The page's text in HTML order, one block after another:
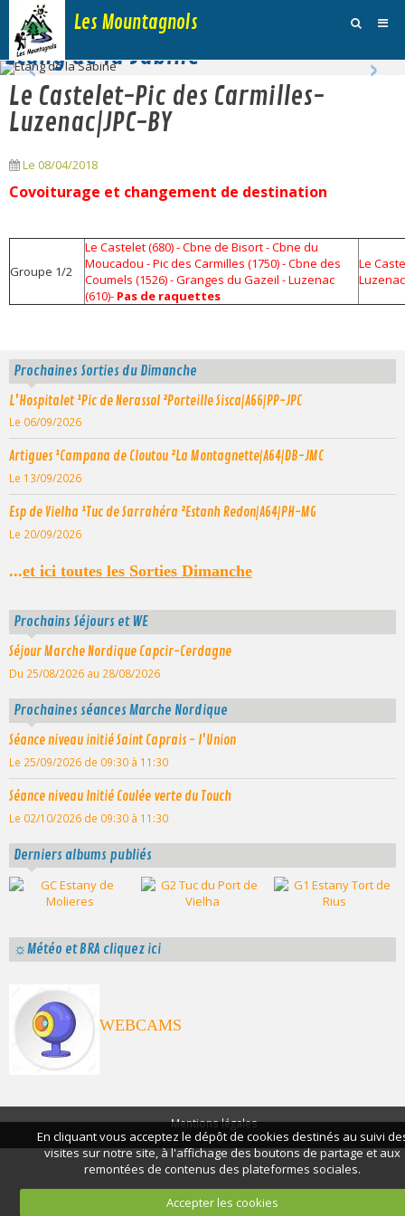
Les Mountagnols
Activités
Agenda
Adhésions et Club
Galerie Vidéos
Blog
Etang de la Sabine
‹ ›
Le Castelet-Pic des Carmilles-
Luzenac|JPC-BY
Le 08/04/2018
Covoiturage et changement de destination
Groupe 1/2
Le Castelet (680) - Cbne de Bisort - Cbne du
Moucadou - Pic des Carmilles (1750) - Cbne des
Coumels (1526) - Granges du Gazeil - Luzenac
(610)- Pas de raquettes
Le
Luzenac
Prochaines Sorties du Dimanche
L'Hospitalet ¹Pic de Nerassol ²Porteille Sisca|A66|PP-JPC
Le 06/09/2026
Artigues ¹Campana de Cloutou ²La Montagnette|A64|DB-JMC
Le 13/09/2026
Esp de Vielha ¹Tuc de Sarrahéra ²Estanh Redon|A64|PH-MG
Le 20/09/2026
...et ici toutes les Sorties Dimanche
Prochains Séjours et WE
Séjour Marche Nordique Capcir-Cerdagne
Du 25/08/2026 au 28/08/2026
Prochaines séances Marche Nordique
Séance niveau initié Saint Caprais - l'Union
Le 25/09/2026 de 09:30 à 11:30
Séance niveau Initié Coulée verte du Touch
Le 02/10/2026 de 09:30 à 11:30
Derniers albums publiés
☼Météo et BRA cliquez ici
WEBCAMS
Mentions légales
En cliquant vous acceptez le dépôt de cookies destinés au suivi
visites sur notre site, à l'affichage des boutons de partage et aux
remontées de contenus des plateformes sociales.
Accepter les cookies